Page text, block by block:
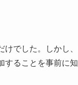
でした。しかし
ることを事前に